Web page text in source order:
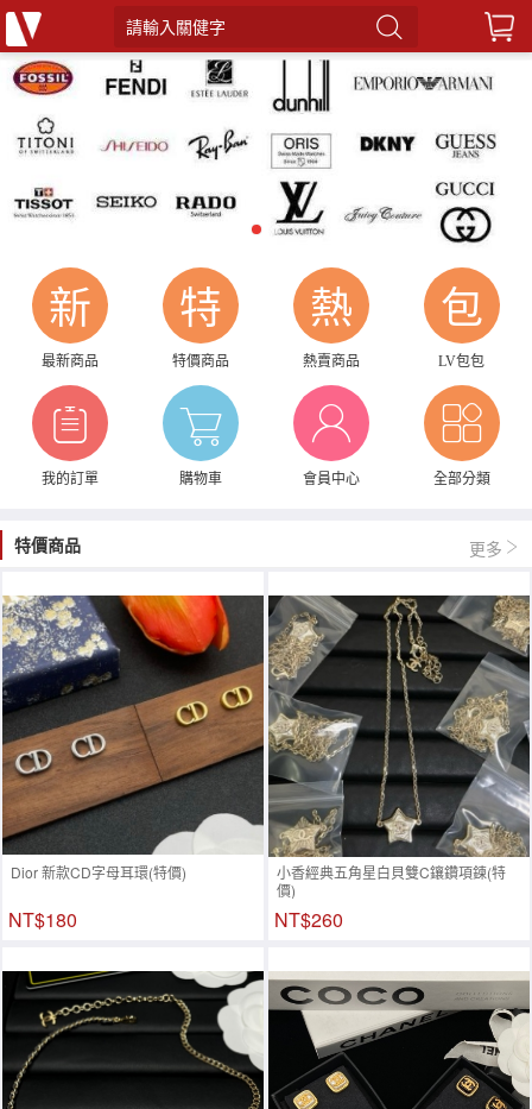
請輸入關健字
新
最新商品
特
特價商品
熱
熱賣商品
包
LV包包
我的訂單 購物車 會員中心 全部分類
特價商品 更多
Dior 新款CD字母耳環(特價)
NT$180
小香經典五角星白貝雙C鑲鑽項鍊(特
價)
NT$260